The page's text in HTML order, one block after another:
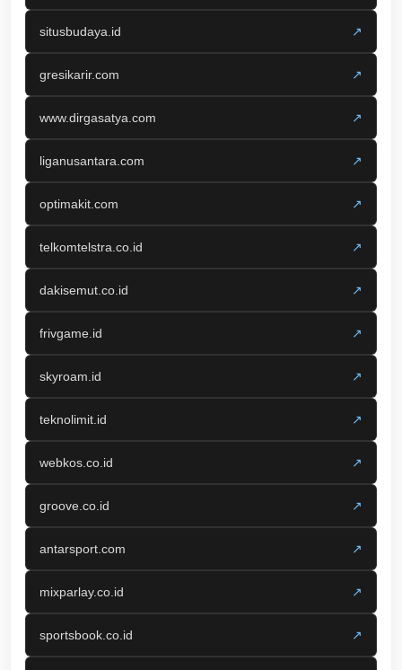
situsbudaya.id ↗
gresikarir.com ↗
www.dirgasatya.com ↗
liganusantara.com ↗
optimakit.com ↗
telkomtelstra.co.id ↗
dakisemut.co.id ↗
frivgame.id ↗
skyroam.id ↗
teknolimit.id ↗
webkos.co.id ↗
groove.co.id ↗
antarsport.com ↗
mixparlay.co.id ↗
sportsbook.co.id ↗